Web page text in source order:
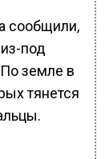
сообщили,
под
земле в
тянется